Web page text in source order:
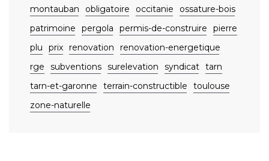
montauban
obligatoire occitanie
ossature-bois
patrimoine
pergola permis-de-construire
pierre
plu
prix renovation
renovation-energetique
rge
subventions surelevation syndicat tarn
tarn-et-garonne
terrain-constructible
toulouse
zone-naturelle